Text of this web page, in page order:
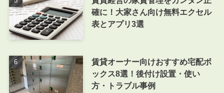
確に！大家さん向け無料エクセル
表とアプリ3選
賃貸オーナー向けおすすめ宅配ボ
ックス8選！後付け設置・使い
方・トラブル事例